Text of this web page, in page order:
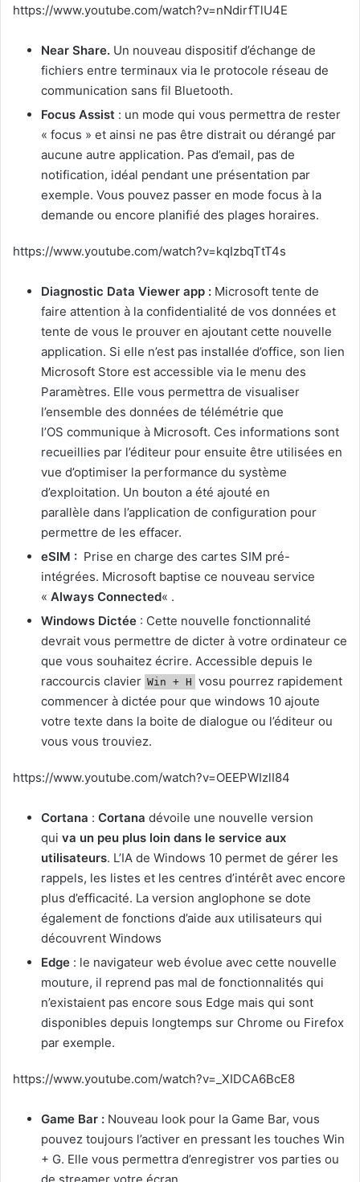
https://www.youtube.com/watch?v=nNdirfTlU4E
Near Share. Un nouveau dispositif d’échange de
fichiers entre terminaux via le protocole réseau de
communication sans fil Bluetooth.
Focus Assist : un mode qui vous permettra de rester
« focus » et ainsi ne pas être distrait ou dérangé par
aucune autre application. Pas d’email, pas de
notification, idéal pendant une présentation par
exemple. Vous pouvez passer en mode focus à la
demande ou encore planifié des plages horaires.
https://www.youtube.com/watch?v=kqIzbqTtT4s
Diagnostic Data Viewer app : Microsoft tente de
faire attention à la confidentialité de vos données et
tente de vous le prouver en ajoutant cette nouvelle
application. Si elle n’est pas installée d’office, son lien
Microsoft Store est accessible via le menu des
Paramètres. Elle vous permettra de visualiser
l’ensemble des données de télémétrie que
l’OS communique à Microsoft. Ces informations sont
recueillies par l’éditeur pour ensuite être utilisées en
vue d’optimiser la performance du système
d’exploitation. Un bouton a été ajouté en
parallèle dans l’application de configuration pour
permettre de les effacer.
eSIM : Prise en charge des cartes SIM pré-
intégrées. Microsoft baptise ce nouveau service
« Always Connected« .
Windows Dictée : Cette nouvelle fonctionnalité
devrait vous permettre de dicter à votre ordinateur ce
que vous souhaitez écrire. Accessible depuis le
raccourcis clavier Win + H vosu pourrez rapidement
commencer à dictée pour que windows 10 ajoute
votre texte dans la boite de dialogue ou l’éditeur ou
vous vous trouviez.
https://www.youtube.com/watch?v=OEEPWIzlI84
Cortana : Cortana dévoile une nouvelle version
qui va un peu plus loin dans le service aux
utilisateurs. L’IA de Windows 10 permet de gérer les
rappels, les listes et les centres d’intérêt avec encore
plus d’efficacité. La version anglophone se dote
également de fonctions d’aide aux utilisateurs qui
découvrent Windows
Edge : le navigateur web évolue avec cette nouvelle
mouture, il reprend pas mal de fonctionnalités qui
n’existaient pas encore sous Edge mais qui sont
disponibles depuis longtemps sur Chrome ou Firefox
par exemple.
https://www.youtube.com/watch?v=_XIDCA6BcE8
Game Bar : Nouveau look pour la Game Bar, vous
pouvez toujours l’activer en pressant les touches Win
+ G. Elle vous permettra d’enregistrer vos parties ou